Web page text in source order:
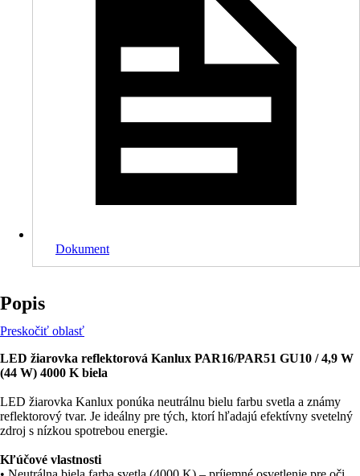
Dokument
Popis
Preskočiť oblasť
LED žiarovka reflektorová Kanlux PAR16/PAR51 GU10 / 4,9 W
(44 W) 4000 K biela
LED žiarovka Kanlux ponúka neutrálnu bielu farbu svetla a známy
reflektorový tvar. Je ideálny pre tých, ktorí hľadajú efektívny svetelný
zdroj s nízkou spotrebou energie.
Kľúčové vlastnosti